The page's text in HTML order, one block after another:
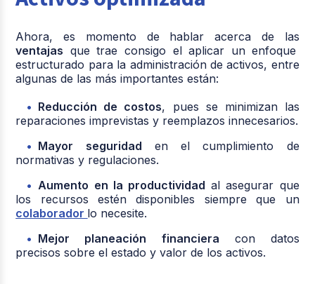
Ahora, es momento de hablar acerca de las
ventajas que trae consigo el aplicar un enfoque
estructurado para la administración de activos, entre
algunas de las más importantes están:
Reducción de costos, pues se minimizan las
reparaciones imprevistas y reemplazos innecesarios.
Mayor seguridad en el cumplimiento de
normativas y regulaciones.
Aumento en la productividad al asegurar que
los recursos estén disponibles siempre que un
colaborador lo necesite.
Mejor planeación financiera con datos
precisos sobre el estado y valor de los activos.